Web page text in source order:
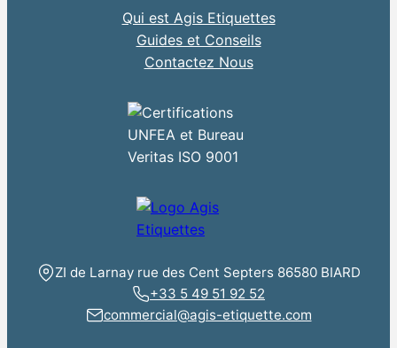
Qui est Agis Etiquettes
Guides et Conseils
Contactez Nous
ZI de Larnay rue des Cent Septers 86580 BIARD
+33 5 49 51 92 52
commercial@agis-etiquette.com